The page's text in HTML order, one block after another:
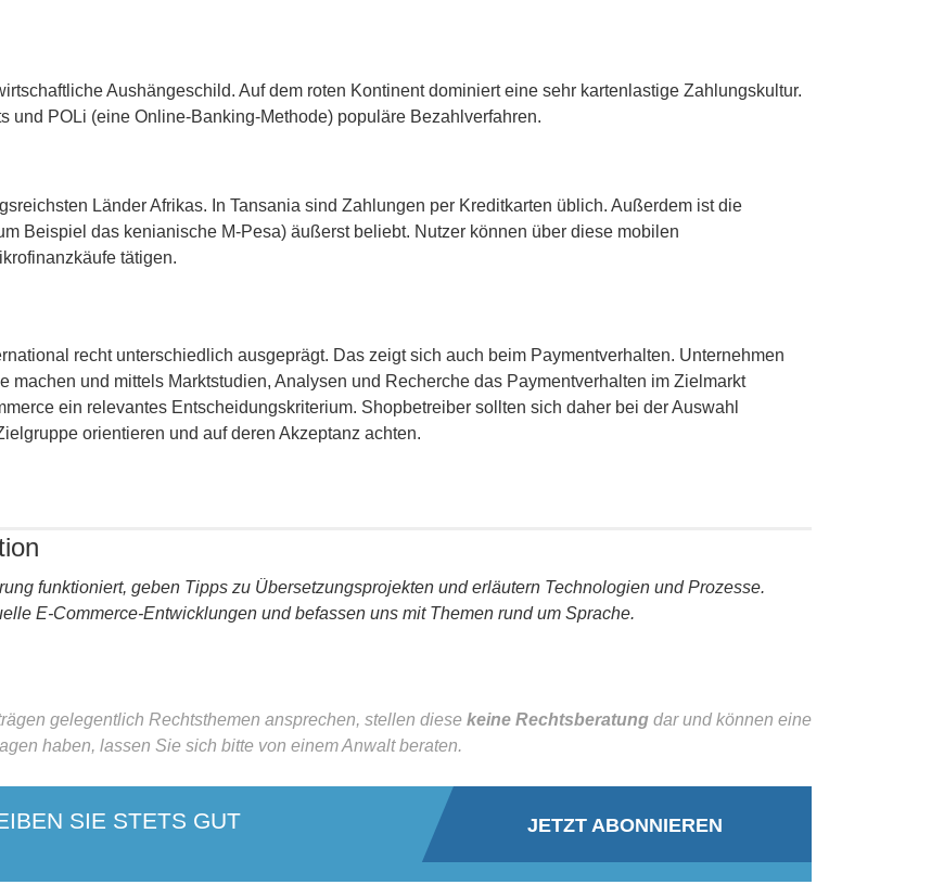
Aushängeschild. Auf dem roten Kontinent dominiert eine sehr kartenlastige Zahlungskultur.
und POLi (eine Online-Banking-Methode) populäre Bezahlverfahren.
Länder Afrikas. In Tansania sind Zahlungen per Kreditkarten üblich. Außerdem ist die
Beispiel das kenianische M-Pesa) äußerst beliebt. Nutzer können über diese mobilen
tätigen.
recht unterschiedlich ausgeprägt. Das zeigt sich auch beim Paymentverhalten. Unternehmen
machen und mittels Marktstudien, Analysen und Recherche das Paymentverhalten im Zielmarkt
ein relevantes Entscheidungskriterium. Shopbetreiber sollten sich daher bei der Auswahl
orientieren und auf deren Akzeptanz achten.
funktioniert, geben Tipps zu Übersetzungsprojekten und erläutern Technologien und Prozesse.
E-Commerce-Entwicklungen und befassen uns mit Themen rund um Sprache.
gelegentlich Rechtsthemen ansprechen, stellen diese keine Rechtsberatung dar und können eine
haben, lassen Sie sich bitte von einem Anwalt beraten.
SIE STETS GUT
JETZT ABONNIEREN